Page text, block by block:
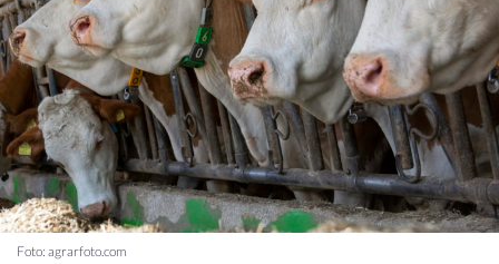
Foto: agrarfoto.com